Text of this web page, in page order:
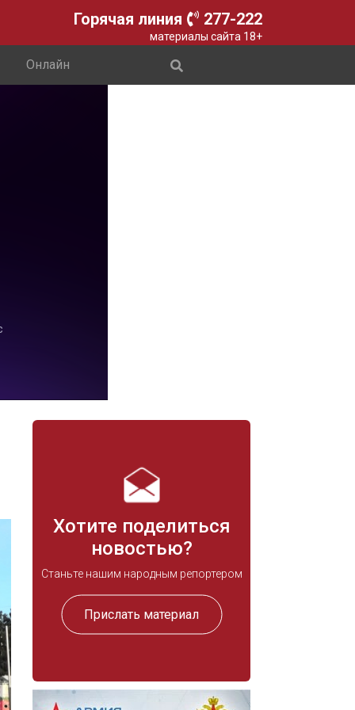
Горячая линия 277-222
материалы сайта 18+
Онлайн
Хотите поделиться
новостью?
Станьте нашим народным репортером
Прислать материал